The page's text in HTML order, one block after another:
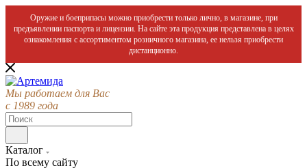
Оружие и боеприпасы можно приобрести только лично, в магазине, при
предъявлении паспорта и лицензии. На сайте эта продукция представлена в целях
ознакомления с ассортиментом розничного магазина, ее нельзя приобрести
дистанционно.
Мы работаем для Вас
с 1989 года
Каталог
По всему сайту